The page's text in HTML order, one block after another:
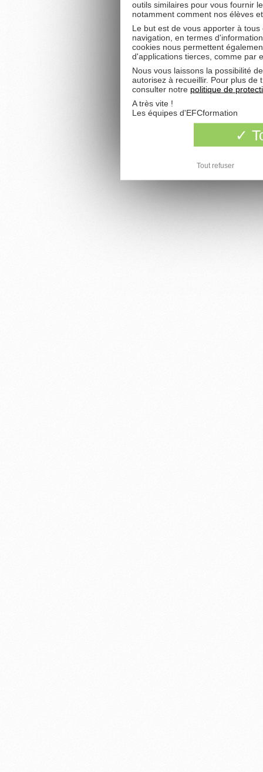
outils similaires pour vous fournir
notamment comment nos élèves
Le but est de vous apporter à
navigation, en termes
cookies nous permettent
d'applications tierces, comme par
Nous vous laissons la possibilité
autorisez à recueillir. Pour plus de
consulter notre politique de
A très vite !
Les équipes d'EFCformation
Tout refuser